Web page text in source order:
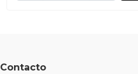
Contacto